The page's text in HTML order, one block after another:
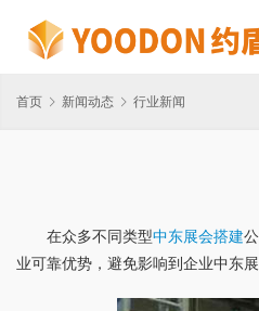
首页 新闻动态 行业新闻
在众多不同类型中东展会搭建
业可靠优势，避免影响到企业中东